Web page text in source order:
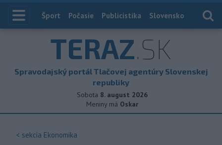
Index
Šport Počasie Publicistika Slovensko
TERAZ.SK
Spravodajský portál Tlačovej agentúry Slovenskej
republiky
Sobota 8. august 2026
Meniny má Oskar
< sekcia Ekonomika